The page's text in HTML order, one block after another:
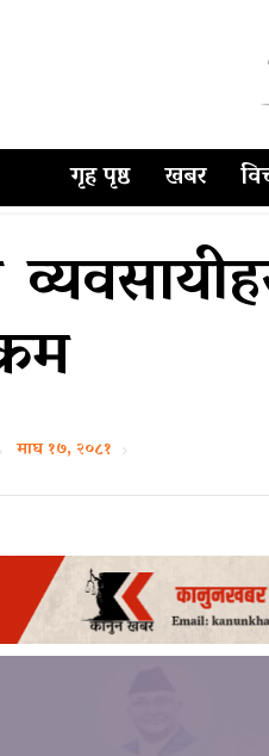
गृह पृष्ठ खबर
माघ १७, २०८१